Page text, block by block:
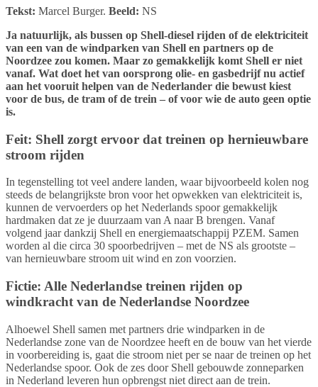
Tekst: Marcel Burger. Beeld: NS
Ja natuurlijk, als bussen op Shell-diesel rijden of de elektriciteit
van een van de windparken van Shell en partners op de
Noordzee zou komen. Maar zo gemakkelijk komt Shell er niet
vanaf. Wat doet het van oorsprong olie- en gasbedrijf nu actief
aan het vooruit helpen van de Nederlander die bewust kiest
voor de bus, de tram of de trein – of voor wie de auto geen optie
is.
Feit: Shell zorgt ervoor dat treinen op hernieuwbare
stroom rijden
In tegenstelling tot veel andere landen, waar bijvoorbeeld kolen nog
steeds de belangrijkste bron voor het opwekken van elektriciteit is,
kunnen de vervoerders op het Nederlands spoor gemakkelijk
hardmaken dat ze je duurzaam van A naar B brengen. Vanaf
volgend jaar dankzij Shell en energiemaatschappij PZEM. Samen
worden al die circa 30 spoorbedrijven – met de NS als grootste –
van hernieuwbare stroom uit wind en zon voorzien.
Fictie: Alle Nederlandse treinen rijden op
windkracht van de Nederlandse Noordzee
Alhoewel Shell samen met partners drie windparken in de
Nederlandse zone van de Noordzee heeft en de bouw van het vierde
in voorbereiding is, gaat die stroom niet per se naar de treinen op het
Nederlandse spoor. Ook de zes door Shell gebouwde zonneparken
in Nederland leveren hun opbrengst niet direct aan de trein.